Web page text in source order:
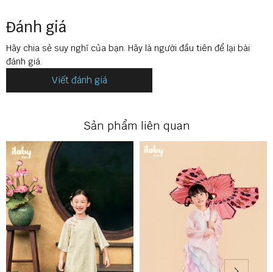
Đánh giá
Hãy chia sẻ suy nghĩ của bạn. Hãy là người đầu tiên để lại bài
đánh giá.
Viết đánh giá
Sản phẩm liên quan